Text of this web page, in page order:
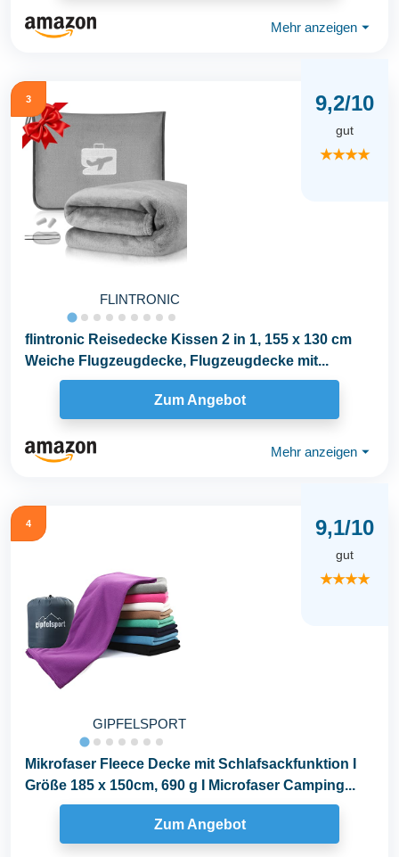
Mehr anzeigen ⏷
3
FLINTRONIC
9,2/10
gut
★★★★
flintronic Reisedecke Kissen 2 in 1, 155 x 130 cm
Weiche Flugzeugdecke, Flugzeugdecke mit...
Zum Angebot
Mehr anzeigen ⏷
4
GIPFELSPORT
9,1/10
gut
★★★★
Mikrofaser Fleece Decke mit Schlafsackfunktion I
Größe 185 x 150cm, 690 g I Microfaser Camping...
Zum Angebot